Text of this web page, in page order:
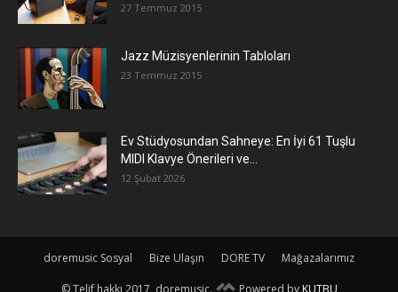
27 Temmuz 2015
Jazz Müzisyenlerinin Tabloları
23 Temmuz 2015
Ev Stüdyosundan Sahneye: En İyi 61 Tuşlu
MIDI Klavye Önerileri ve...
12 Şubat 2026
doremusic Sosyal Bize Ulaşın DORE TV Mağazalarımız